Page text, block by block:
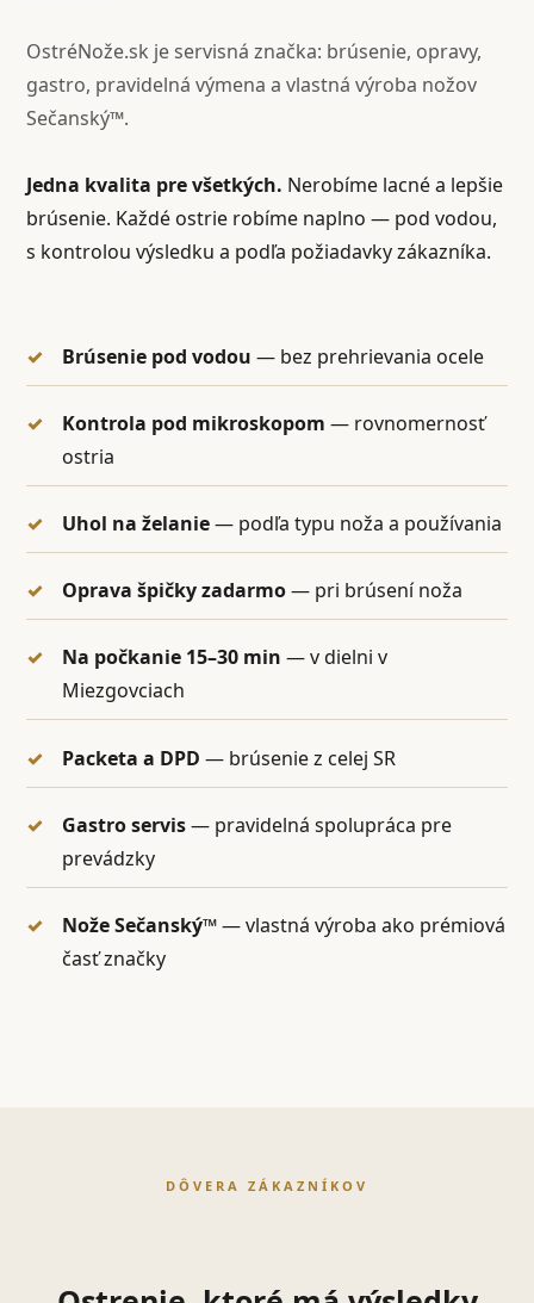
OstréNože.sk je servisná značka: brúsenie, opravy,
gastro, pravidelná výmena a vlastná výroba nožov
Sečanský™.
Jedna kvalita pre všetkých. Nerobíme lacné a lepšie
brúsenie. Každé ostrie robíme naplno — pod vodou,
s kontrolou výsledku a podľa požiadavky zákazníka.
Brúsenie pod vodou — bez prehrievania ocele
Kontrola pod mikroskopom — rovnomernosť
ostria
Uhol na želanie— podľa typu noža a používania
Oprava špičky zadarmo— pri brúsení noža
Na počkanie 15–30 min — v dielni v
Miezgovciach
Packeta a DPD — brúsenie z celej SR
Gastro servis— pravidelná spolupráca pre
prevádzky
Nože Sečanský™— vlastná výroba ako prémiová
časť značky
DÔVERA ZÁKAZNÍKOV